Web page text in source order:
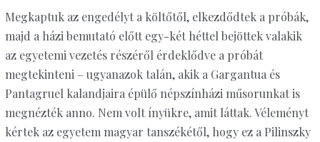
Megkaptuk az engedélyt a költőtől, elkezdődtek a próbák,
majd a házi bemutató előtt egy-két héttel bejöttek valakik
az egyetemi vezetés részéről érdeklődve a próbát
megtekinteni – ugyanazok talán, akik a Gargantua és
Pantagruel kalandjaira épülő népszínházi műsorunkat is
megnézték anno. Nem volt ínyükre, amit láttak. Véleményt
kértek az egyetem magyar tanszékétől, hogy ez a Pilinszky